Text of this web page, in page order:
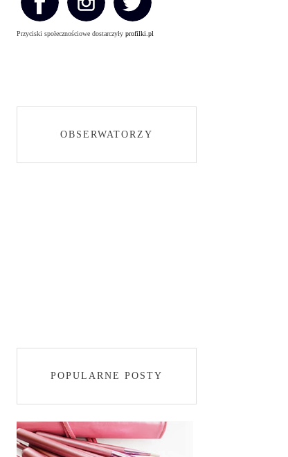
Przyciski społecznościowe dostarczyły profilki.pl
OBSERWATORZY
POPULARNE POSTY